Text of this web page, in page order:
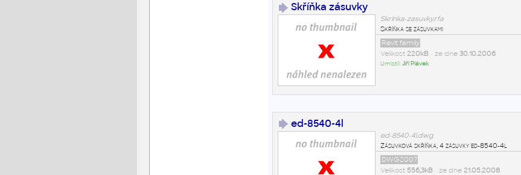
Skříňka zásuvky
Skrinka-zasuvky.rfa
Skříňka se zásuvkami
Revit family
Velikost 220kB• ze dne 30.10.2006
Umístil:Jiří Plávek
ed-8540-4l
ed-8540-4l.dwg
Zásuvková skříňka, 4 zásuvky ed-8540-4l
DWG2007
Velikost 556,3kB• ze dne 21.05.2008